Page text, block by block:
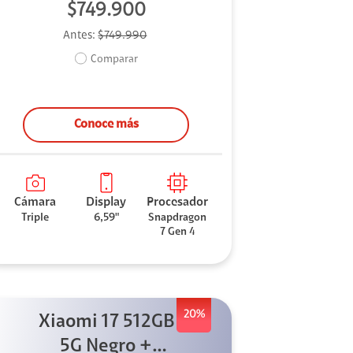
$749.900
Antes:$749.990
Comparar
Conoce más
Cámara
Triple
Display
6,59"
Procesador
Snapdragon
7 Gen 4
20%
Xiaomi 17 512GB
5G Negro +